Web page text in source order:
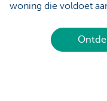
woning die voldoet